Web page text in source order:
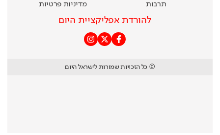
תרבות
מדיניות פרטיות
להורדת אפליקציית היום
© כל הזכויות שמורות לישראל היום